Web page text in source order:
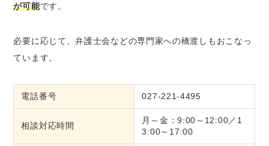
が可能です。
必要に応じて、弁護士会などの専門家への橋渡しもおこなっ
ています。
電話番号 027-221-4495
相談対応時間
月～金：9:00～12:00／1
3:00～17:00